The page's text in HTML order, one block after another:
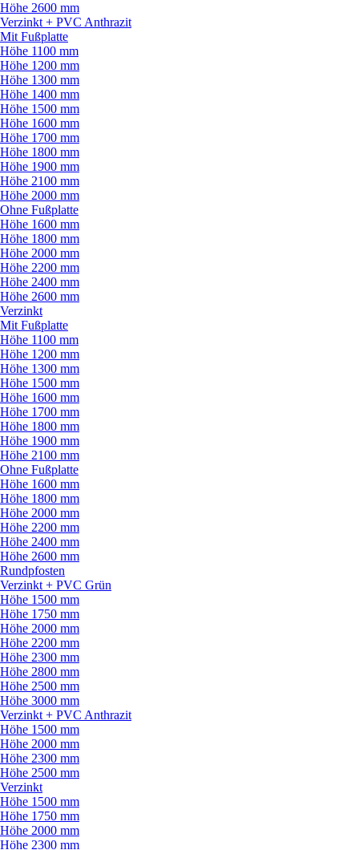
Höhe 2600 mm
Verzinkt + PVC Anthrazit
Mit Fußplatte
Höhe 1100 mm
Höhe 1200 mm
Höhe 1300 mm
Höhe 1400 mm
Höhe 1500 mm
Höhe 1600 mm
Höhe 1700 mm
Höhe 1800 mm
Höhe 1900 mm
Höhe 2100 mm
Höhe 2000 mm
Ohne Fußplatte
Höhe 1600 mm
Höhe 1800 mm
Höhe 2000 mm
Höhe 2200 mm
Höhe 2400 mm
Höhe 2600 mm
Verzinkt
Mit Fußplatte
Höhe 1100 mm
Höhe 1200 mm
Höhe 1300 mm
Höhe 1500 mm
Höhe 1600 mm
Höhe 1700 mm
Höhe 1800 mm
Höhe 1900 mm
Höhe 2100 mm
Ohne Fußplatte
Höhe 1600 mm
Höhe 1800 mm
Höhe 2000 mm
Höhe 2200 mm
Höhe 2400 mm
Höhe 2600 mm
Rundpfosten
Verzinkt + PVC Grün
Höhe 1500 mm
Höhe 1750 mm
Höhe 2000 mm
Höhe 2200 mm
Höhe 2300 mm
Höhe 2800 mm
Höhe 2500 mm
Höhe 3000 mm
Verzinkt + PVC Anthrazit
Höhe 1500 mm
Höhe 2000 mm
Höhe 2300 mm
Höhe 2500 mm
Verzinkt
Höhe 1500 mm
Höhe 1750 mm
Höhe 2000 mm
Höhe 2300 mm